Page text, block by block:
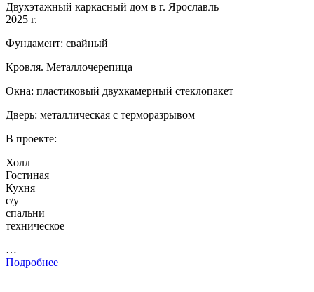
Двухэтажный каркасный дом в г. Ярославль
2025 г.
Фундамент: свайный
Кровля. Металлочерепица
Окна: пластиковый двухкамерный стеклопакет
Дверь: металлическая с терморазрывом
В проекте:
Холл
Гостиная
Кухня
с/у
спальни
техническое
…
Подробнее